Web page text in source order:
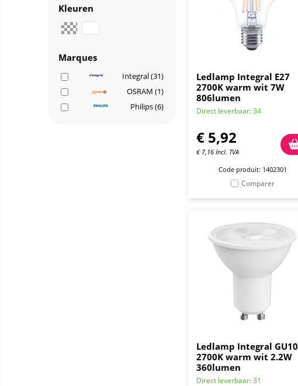
Kleuren
Marques
Integral (31)
OSRAM (1)
Philips (6)
Ledlamp Integral E27
2700K warm wit 7W
806lumen
Direct leverbaar: 34
€ 5,92
€ 7,16 Incl. TVA
Code produit: 1402301
Comparer
Ledlamp Integral GU10
2700K warm wit 2.2W
360lumen
Direct leverbaar: 31